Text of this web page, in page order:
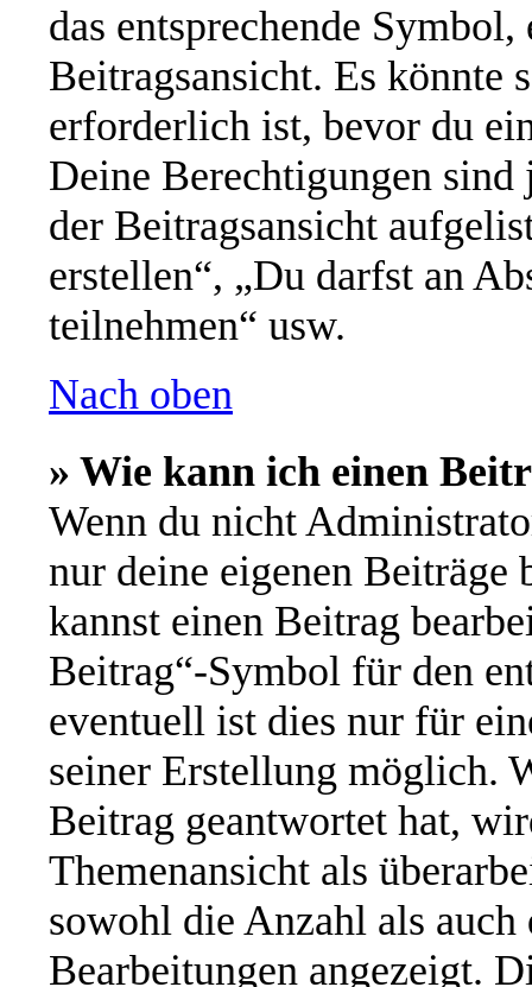
das entsprechende
Beitragsansicht. Es könnte
erforderlich ist, bevor du
Deine Berechtigungen
der Beitragsansicht
erstellen“, „Du darfst an
teilnehmen“ usw.
Nach oben
» Wie kann ich einen
Wenn du nicht
nur deine eigenen Beiträge
kannst einen Beitrag
Beitrag“-Symbol für den
eventuell ist dies nur für
seiner Erstellung möglich.
Beitrag geantwortet hat,
Themenansicht als
sowohl die Anzahl als
Bearbeitungen angezeigt.